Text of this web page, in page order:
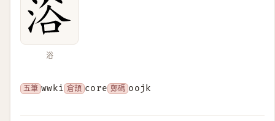
浴
五筆 wwki 倉頡 core 鄭碼 oojk